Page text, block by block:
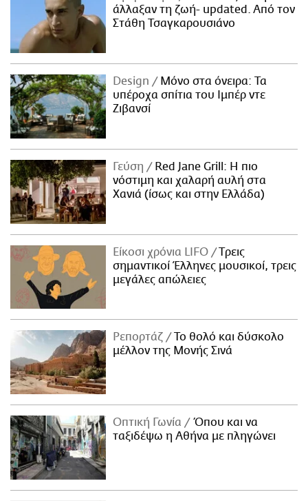
άλλαξαν τη ζωή- updated. Aπό τον
Στάθη Τσαγκαρουσιάνο
Design
Μόνο στα όνειρα: Τα
υπέροχα σπίτια του Ιμπέρ ντε
Ζιβανσί
Γεύση
Red Jane Grill: Η πιο
νόστιμη και χαλαρή αυλή στα
Χανιά (ίσως και στην Ελλάδα)
Είκοσι χρόνια LIFO
Tρεις
σημαντικοί Έλληνες μουσικοί, τρεις
μεγάλες απώλειες
Ρεπορτάζ
Το θολό και δύσκολο
μέλλον της Μονής Σινά
Οπτική Γωνία
Όπου και να
ταξιδέψω η Αθήνα με πληγώνει